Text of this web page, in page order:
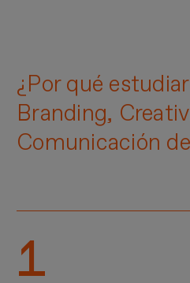
¿Por qué
Branding,
Comunicación